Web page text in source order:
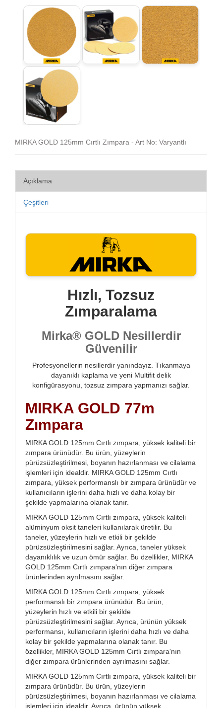
MIRKA GOLD 125mm Cırtlı Zımpara - Art No: Varyantlı
Açıklama
Çeşitleri
Hızlı, Tozsuz
Zımparalama
Mirka® GOLD Nesillerdir
Güvenilir
Profesyonellerin nesillerdir yanındayız. Tıkanmaya
dayanıklı kaplama ve yeni Multifit delik
konfigürasyonu, tozsuz zımpara yapmanızı sağlar.
MIRKA GOLD 77m
Zımpara
MIRKA GOLD 125mm Cırtlı zımpara, yüksek kaliteli bir
zımpara ürünüdür. Bu ürün, yüzeylerin
pürüzsüzleştirilmesi, boyanın hazırlanması ve cilalama
işlemleri için idealdir. MIRKA GOLD 125mm Cırtlı
zımpara, yüksek performanslı bir zımpara ürünüdür ve
kullanıcıların işlerini daha hızlı ve daha kolay bir
şekilde yapmalarına olanak tanır.
MIRKA GOLD 125mm Cırtlı zımpara, yüksek kaliteli
alüminyum oksit taneleri kullanılarak üretilir. Bu
taneler, yüzeylerin hızlı ve etkili bir şekilde
pürüzsüzleştirilmesini sağlar. Ayrıca, taneler yüksek
dayanıklılık ve uzun ömür sağlar. Bu özellikler, MIRKA
GOLD 125mm Cırtlı zımpara'nın diğer zımpara
ürünlerinden ayrılmasını sağlar.
MIRKA GOLD 125mm Cırtlı zımpara, yüksek
performanslı bir zımpara ürünüdür. Bu ürün,
yüzeylerin hızlı ve etkili bir şekilde
pürüzsüzleştirilmesini sağlar. Ayrıca, ürünün yüksek
performansı, kullanıcıların işlerini daha hızlı ve daha
kolay bir şekilde yapmalarına olanak tanır. Bu
özellikler, MIRKA GOLD 125mm Cırtlı zımpara'nın
diğer zımpara ürünlerinden ayrılmasını sağlar.
MIRKA GOLD 125mm Cırtlı zımpara, yüksek kaliteli bir
zımpara ürünüdür. Bu ürün, yüzeylerin
pürüzsüzleştirilmesi, boyanın hazırlanması ve cilalama
işlemleri için idealdir. Ayrıca, ürünün yüksek